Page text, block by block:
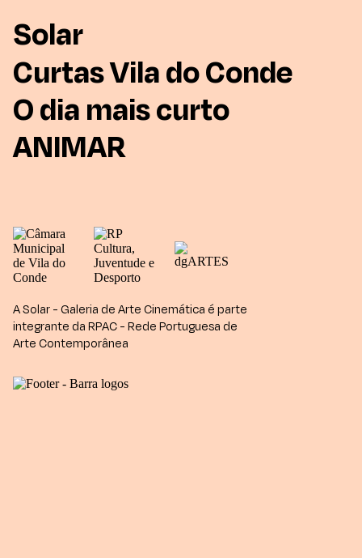
Solar
Curtas Vila do Conde
O dia mais curto
ANIMAR
A Solar - Galeria de Arte Cinemática é parte
integrante da RPAC - Rede Portuguesa de
Arte Contemporânea